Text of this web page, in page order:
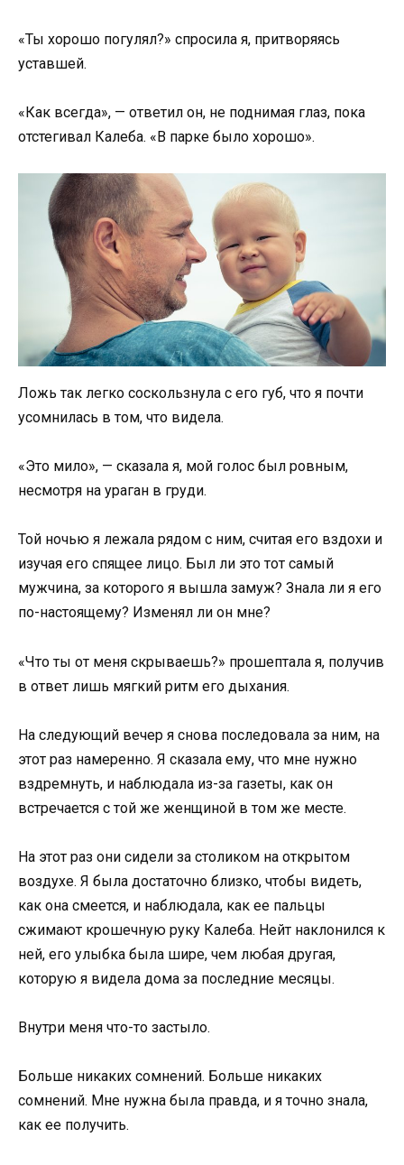
«Ты хорошо погулял?» спросила я, притворяясь
уставшей.
«Как всегда», — ответил он, не поднимая глаз, пока
отстегивал Калеба. «В парке было хорошо».
Ложь так легко соскользнула с его губ, что я почти
усомнилась в том, что видела.
«Это мило», — сказала я, мой голос был ровным,
несмотря на ураган в груди.
Той ночью я лежала рядом с ним, считая его вздохи и
изучая его спящее лицо. Был ли это тот самый
мужчина, за которого я вышла замуж? Знала ли я его
по-настоящему? Изменял ли он мне?
«Что ты от меня скрываешь?» прошептала я, получив
в ответ лишь мягкий ритм его дыхания.
На следующий вечер я снова последовала за ним, на
этот раз намеренно. Я сказала ему, что мне нужно
вздремнуть, и наблюдала из-за газеты, как он
встречается с той же женщиной в том же месте.
На этот раз они сидели за столиком на открытом
воздухе. Я была достаточно близко, чтобы видеть,
как она смеется, и наблюдала, как ее пальцы
сжимают крошечную руку Калеба. Нейт наклонился к
ней, его улыбка была шире, чем любая другая,
которую я видела дома за последние месяцы.
Внутри меня что-то застыло.
Больше никаких сомнений. Больше никаких
сомнений. Мне нужна была правда, и я точно знала,
как ее получить.